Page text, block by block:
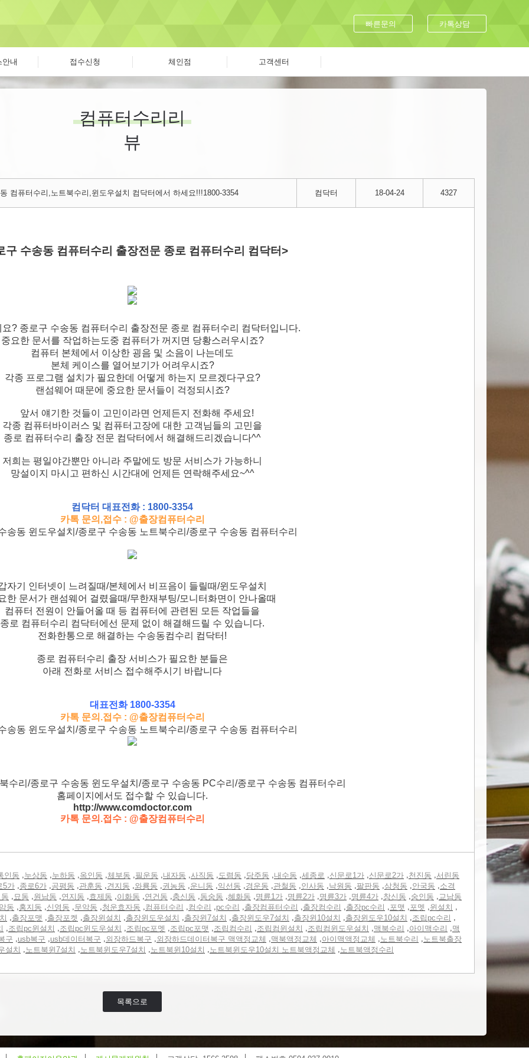
빠른문의 카톡상담
내 접수신청 체인점 고객센터
컴퓨터수리리
뷰
컴퓨터수리,노트북수리,윈도우설치 컴닥터에서 하세요!!!1800-3354 컴닥터 18-04-24 4327
구 수송동 컴퓨터수리 출장전문 종로 컴퓨터수리 컴닥터>
? 종로구 수송동 컴퓨터수리 출장전문 종로 컴퓨터수리 컴닥터입니다.
중요한 문서를 작업하는도중 컴퓨터가 꺼지면 당황스러우시죠?
컴퓨터 본체에서 이상한 굉음 및 소음이 나는데도
본체 케이스를 열어보기가 어려우시죠?
각종 프로그램 설치가 필요한데 어떻게 하는지 모르겠다구요?
랜섬웨어 때문에 중요한 문서들이 걱정되시죠?
앞서 얘기한 것들이 고민이라면 언제든지 전화해 주세요!
각종 컴퓨터바이러스 및 컴퓨터고장에 대한 고객님들의 고민을
종로 컴퓨터수리 출장 전문 컴닥터에서 해결해드리겠습니다^^
저희는 평일야간뿐만 아니라 주말에도 방문 서비스가 가능하니
망설이지 마시고 편하신 시간대에 언제든 연락해주세요~^^
컴닥터 대표전화 : 1800-3354
카톡 문의,접수 : @출장컴퓨터수리
송동 윈도우설치/종로구 수송동 노트북수리/종로구 수송동 컴퓨터수리
자기 인터넷이 느려질때/본체에서 비프음이 들릴때/윈도우설치
한 문서가 랜섬웨어 걸렸을때/무한재부팅/모니터화면이 안나올때
컴퓨터 전원이 안들어올 때 등 컴퓨터에 관련된 모든 작업들을
종로 컴퓨터수리 컴닥터에선 문제 없이 해결해드릴 수 있습니다.
전화한통으로 해결하는 수송동컴수리 컴닥터!
종로 컴퓨터수리 출장 서비스가 필요한 분들은
아래 전화로 서비스 접수해주시기 바랍니다
대표전화 1800-3354
카톡 문의.접수 : @출장컴퓨터수리
송동 윈도우설치/종로구 수송동 노트북수리/종로구 수송동 컴퓨터수리
수리/종로구 수송동 윈도우설치/종로구 수송동 PC수리/종로구 수송동 컴퓨터수리
홈페이지에서도 접수할 수 있습니다.
http://www.comdoctor.com
카톡 문의.접수 : @출장컴퓨터수리
인동 ,누상동 ,누하동 ,옥인동 ,체부동 ,필운동 ,내자동 ,사직동 ,도렴동 ,당주동 ,내수동 ,세종로 ,신문로1가 ,신문로2가 ,천진동 ,서린동
5가 ,종로6가 ,공평동 ,관훈동 ,견지동 ,와룡동 ,권농동 ,운니동 ,익선동 ,경운동 ,관철동 ,인사동 ,낙원동 ,팔판동 ,삼청동 ,안국동 ,소격
,묘동 ,원남동 ,연지동 ,효제동 ,이화동 ,연건동 ,충신동 ,동숭동 ,혜화동 ,명륜1가 ,명륜2가 ,명륜3가 ,명륜4가 ,창신동 ,숭인동 ,교남동
동 ,홍지동 ,신영동 ,무악동 ,청운효자동 ,컴퓨터수리 ,컴수리 ,pc수리 ,출장컴퓨터수리 ,출장컴수리 ,출장pc수리 ,포맷 ,포멧 ,윈설치 ,
,출장포맷 ,출장포켓 ,출장윈설치 ,출장윈도우설치 ,출장윈7설치 ,출장윈도우7설치 ,출장윈10설치 ,출장윈도우10설치 ,조립pc수리 ,
,조립pc윈설치 ,조립pc윈도우설치 ,조립pc포멧 ,조립pc포맷 ,조립컴수리 ,조립컴윈설치 ,조립컴윈도우설치 ,맥북수리 ,아이맥수리 ,맥
구 ,usb복구 ,usb데이터복구 ,외장하드복구 ,외장하드데이터복구 맥액정교체 ,맥북액정교체 ,아이맥액정교체 ,노트북수리 ,노트북출장
설치 ,노트북윈7설치 ,노트북윈도우7설치 ,노트북윈10설치 ,노트북윈도우10설치 노트북액정교체 ,노트북액정수리
목록으로